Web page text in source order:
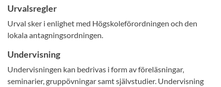
Urvalsregler
Urval sker i enlighet med Högskoleförordningen och den
lokala antagningsordningen.
Undervisning
Undervisningen kan bedrivas i form av föreläsningar,
seminarier, gruppövningar samt självstudier. Undervisning